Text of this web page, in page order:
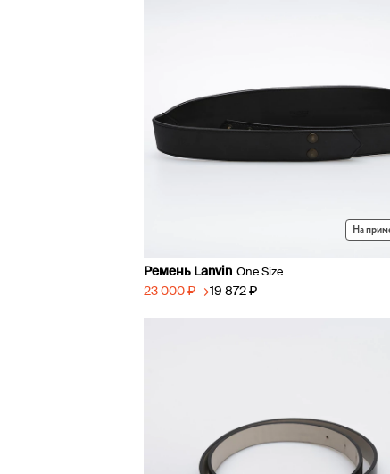
На
Ремень Lanvin One Size
23 000 ₽ → 19 872 ₽